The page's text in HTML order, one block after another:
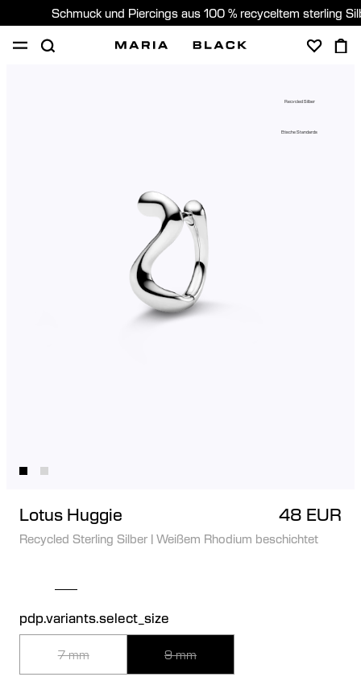
Schmuck und Piercings aus 100 % recyceltem sterling
Recycled Silber
Etische Standards
Lotus Huggie 48 EUR
Recycled Sterling Silber | Weißem Rhodium beschichtet
pdp.variants.select_size
7 mm 9 mm